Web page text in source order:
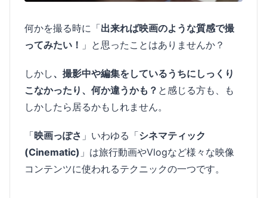
何かを撮る時に「出来れば映画のような質感で撮
ってみたい！ 」と思ったことはありませんか？
しかし、撮影中や編集をしているうちにしっくり
こなかったり、何か違うかも？ と感じる方も、も
しかしたら居るかもしれません。
「映画っぽさ 」いわゆる「シネマティック
(Cinematic) 」は旅行動画やVlogなど様々な映像
コンテンツに使われるテクニックの一つです。